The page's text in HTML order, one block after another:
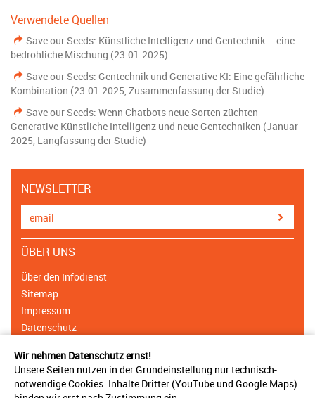
Wir nehmen Datenschutz ernst!
Unsere Seiten nutzen in der Grundeinstellung nur technisch-
notwendige Cookies. Inhalte Dritter (YouTube und Google Maps)
Verwendete Quellen
Save our Seeds: Künstliche Intelligenz und Gentechnik – eine
bedrohliche Mischung (23.01.2025)
Save our Seeds: Gentechnik und Generative KI: Eine gefährliche
Kombination (23.01.2025, Zusammenfassung der Studie)
Save our Seeds: Wenn Chatbots neue Sorten züchten -
Generative Künstliche Intelligenz und neue Gentechniken (Januar
2025, Langfassung der Studie)
NEWSLETTER
ÜBER UNS
Über den Infodienst
Sitemap
Impressum
Datenschutz
NETZWERK